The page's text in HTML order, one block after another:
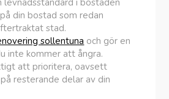
levnadsstandard i bostaden
din bostad som redan
stad.
sollentuna och gör en
inte kommer att ångra.
att prioritera, oavsett
resterande delar av din